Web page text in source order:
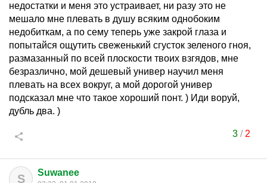
недостатки и меня это устраивает, ни разу это не
мешало мне плевать в душу всяким однобоким
недобиткам, а по сему теперь уже закрой глаза и
попытайся ощутить свеженький сгусток зеленого гноя,
размазанный по всей плоскости твоих взгядов, мне
безразлично, мой дешевый универ научил меня
плевать на всех вокруг, а мой дорогой универ
подсказал мне что такое хороший понт. ) Иди воруй,
дубль два. )
3/ 2
S Suwanee